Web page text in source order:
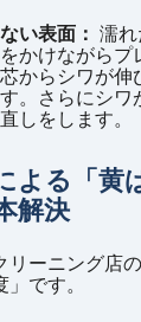
い表面： 濡
かけながらプ
からシワが伸
。さらにシワ
しをします。
よる「黄
解決
リーニング店
です。